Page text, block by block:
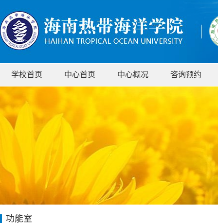
学校首页 中心首页 中心概况 咨询预约
功能室